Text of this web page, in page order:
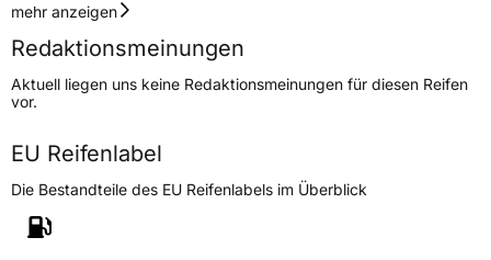
Geschwindigkeitsindex
Höchstgeschwindigkeit
240 km/h
Lastindex84
Höchstlast500 kg
Generelle Merkmale
Fahrzeugtyp
mehr anzeigen
Redaktionsmeinungen
Aktuell liegen uns keine Redaktionsmeinungen für diesen Reifen
vor.
EU Reifenlabel
Die Bestandteile des EU Reifenlabels im Überblick